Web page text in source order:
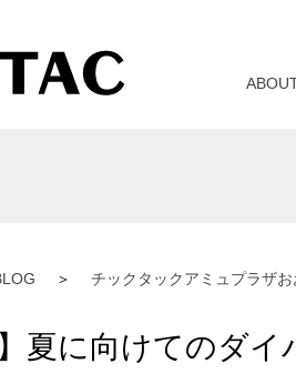
チックタックアミュプラザ
】夏に向けてのダ